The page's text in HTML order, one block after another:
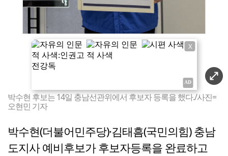
X
박수현 후보는 14일 충남선관위에서 후보자 등록을 했다./사진=
오현민 기자
박수현(더불어민주당)·김태흠(국민의힘) 충남
도지사 예비후보가 후보자등록을 완료하고